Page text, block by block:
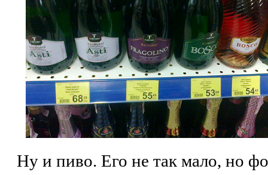
Ну и пиво. Его не так мало, но